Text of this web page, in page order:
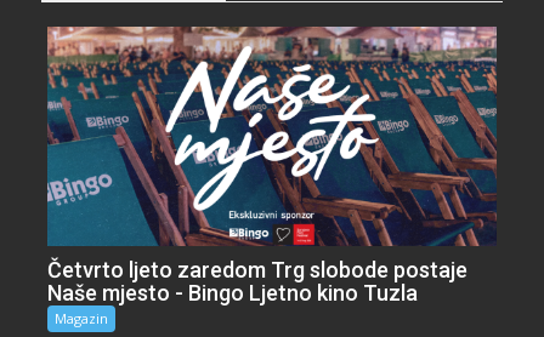
Četvrto ljeto zaredom Trg slobode postaje
Naše mjesto - Bingo Ljetno kino Tuzla
Magazin